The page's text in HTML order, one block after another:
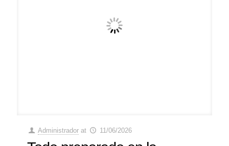
Administrador at 11/06/2026